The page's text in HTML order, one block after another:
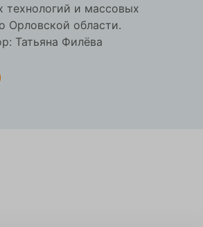
и массовых
Орловской области.
Татьяна Филёва